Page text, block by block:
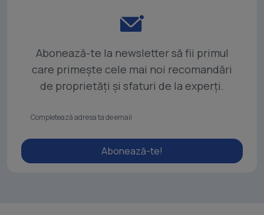
Abonează-te la newsletter să fii primul
care primește cele mai noi recomandări
de proprietăți și sfaturi de la experți.
Abonează-te!